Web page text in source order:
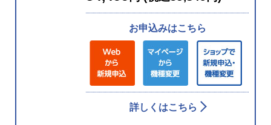
お申込みはこちら
詳しくはこちら